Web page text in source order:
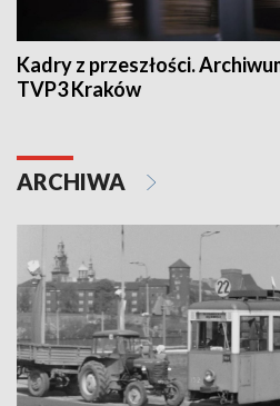
Kadry z przeszłości.
TVP3 Kraków
ARCHIWA